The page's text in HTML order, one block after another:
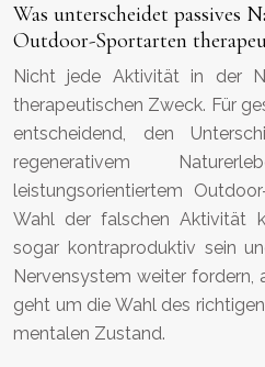
Was unterscheidet passives
Outdoor-Sportarten
Nicht jede Aktivität in der
therapeutischen Zweck. Für
entscheidend, den
regenerativem
leistungsorientiertem
Wahl der falschen Aktivität
sogar kontraproduktiv sein
Nervensystem weiter fordern,
geht um die Wahl des
mentalen Zustand.